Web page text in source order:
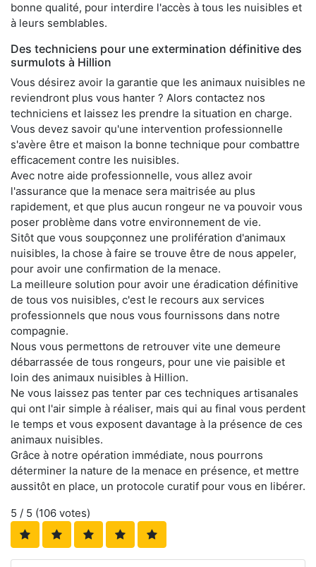
bonne qualité, pour interdire l'accès à tous les nuisibles et
à leurs semblables.
Des techniciens pour une extermination définitive des
surmulots à Hillion
Vous désirez avoir la garantie que les animaux nuisibles ne
reviendront plus vous hanter ? Alors contactez nos
techniciens et laissez les prendre la situation en charge.
Vous devez savoir qu'une intervention professionnelle
s'avère être et maison la bonne technique pour combattre
efficacement contre les nuisibles.
Avec notre aide professionnelle, vous allez avoir
l'assurance que la menace sera maitrisée au plus
rapidement, et que plus aucun rongeur ne va pouvoir vous
poser problème dans votre environnement de vie.
Sitôt que vous soupçonnez une prolifération d'animaux
nuisibles, la chose à faire se trouve être de nous appeler,
pour avoir une confirmation de la menace.
La meilleure solution pour avoir une éradication définitive
de tous vos nuisibles, c'est le recours aux services
professionnels que nous vous fournissons dans notre
compagnie.
Nous vous permettons de retrouver vite une demeure
débarrassée de tous rongeurs, pour une vie paisible et
loin des animaux nuisibles à Hillion.
Ne vous laissez pas tenter par ces techniques artisanales
qui ont l'air simple à réaliser, mais qui au final vous perdent
le temps et vous exposent davantage à la présence de ces
animaux nuisibles.
Grâce à notre opération immédiate, nous pourrons
déterminer la nature de la menace en présence, et mettre
aussitôt en place, un protocole curatif pour vous en libérer.
5 / 5 (106 votes)